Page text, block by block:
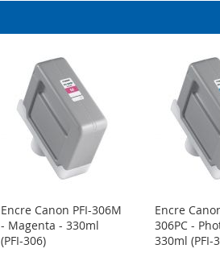
Encre Canon PFI-306M
- Magenta - 330ml
(PFI-306)
Encre
306PC -
330ml (PFI-